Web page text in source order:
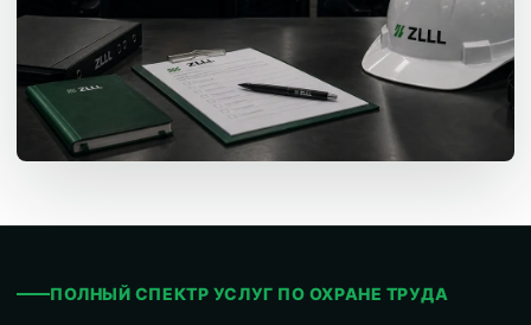
ПОЛНЫЙ СПЕКТР УСЛУГ ПО ОХРАНЕ ТРУДА